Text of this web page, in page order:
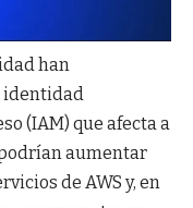
han
identidad
(IAM) que afecta a
aumentar
de AWS y, en